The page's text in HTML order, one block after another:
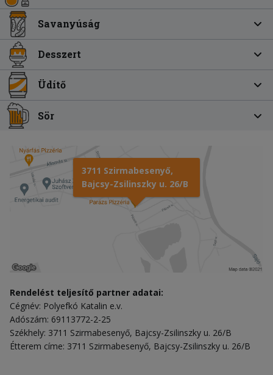
Savanyúság
Desszert
Üdítő
Sör
3711 Szirmabesenyő,
Bajcsy-Zsilinszky u. 26/B
Rendelést teljesítő partner adatai:
Cégnév: Polyefkó Katalin e.v.
Adószám: 69113772-2-25
Székhely: 3711 Szirmabesenyő, Bajcsy-Zsilinszky u. 26/B
Étterem címe: 3711 Szirmabesenyő, Bajcsy-Zsilinszky u. 26/B